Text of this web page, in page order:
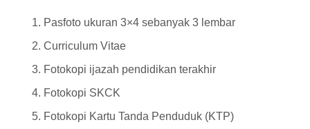
Pasfoto ukuran 3×4 sebanyak 3 lembar
Curriculum Vitae
Fotokopi ijazah pendidikan terakhir
Fotokopi SKCK
Fotokopi Kartu Tanda Penduduk (KTP)